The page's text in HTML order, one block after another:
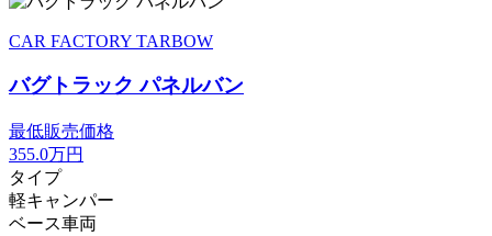
CAR FACTORY TARBOW
バグトラック パネルバン
最低販売価格
355.0万円
タイプ
軽キャンパー
ベース車両